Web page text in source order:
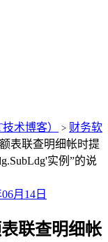
术博客） > 财务软
表联查明细帐时提
实例”的说
月14日
联查明细帐